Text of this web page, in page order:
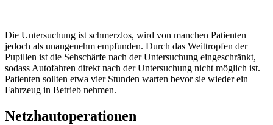
Die Untersuchung ist schmerzlos, wird von manchen Patienten
jedoch als unangenehm empfunden. Durch das Weittropfen der
Pupillen ist die Sehschärfe nach der Untersuchung eingeschränkt,
sodass Autofahren direkt nach der Untersuchung nicht möglich ist.
Patienten sollten etwa vier Stunden warten bevor sie wieder ein
Fahrzeug in Betrieb nehmen.
Netzhautoperationen